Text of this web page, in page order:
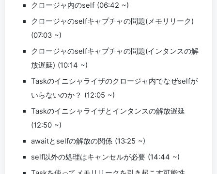
クロージャ内のself (06:42 ~)
クロージャのselfキャプチャの問題(メモリリーク)
(07:03 ~)
クロージャのselfキャプチャの問題(インタンスの解
放遅延) (10:14 ~)
Taskのイニシャライザのクロージャ内でなぜselfが
いらないのか？ (12:05 ~)
Taskのイニシャライザとインタンスの解放遅延
(12:50 ~)
awaitとselfの解放の関係 (13:25 ~)
self以外の処理はキャンセルが必要 (14:44 ~)